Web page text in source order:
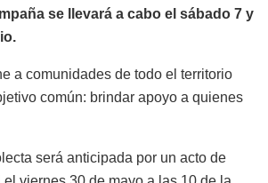
se llevará a cabo el sábado 7 y
a comunidades de todo el territorio
común: brindar apoyo a quienes
será anticipada por un acto de